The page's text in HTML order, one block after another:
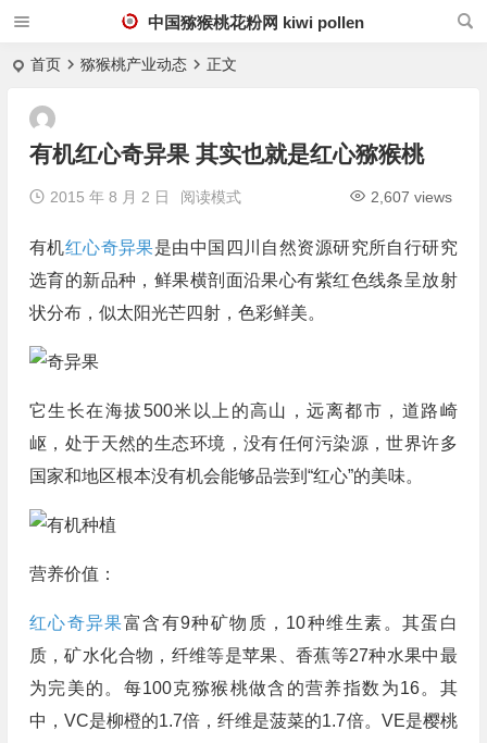
中国猕猴桃花粉网 kiwi pollen
首页 猕猴桃产业动态 正文
有机红心奇异果 其实也就是红心猕猴桃
2015 年 8 月 2 日 2,607 views
阅读模式
有机红心奇异果是由中国四川自然资源研究所自行研究
选育的新品种，鲜果横剖面沿果心有紫红色线条呈放射
状分布，似太阳光芒四射，色彩鲜美。
它生长在海拔500米以上的高山，远离都市，道路崎
岖，处于天然的生态环境，没有任何污染源，世界许多
国家和地区根本没有机会能够品尝到“红心”的美味。
营养价值：
红心奇异果富含有9种矿物质，10种维生素。其蛋白
质，矿水化合物，纤维等是苹果、香蕉等27种水果中最
为完美的。每100克猕猴桃做含的营养指数为16。其
中，VC是柳橙的1.7倍，纤维是菠菜的1.7倍。VE是樱桃